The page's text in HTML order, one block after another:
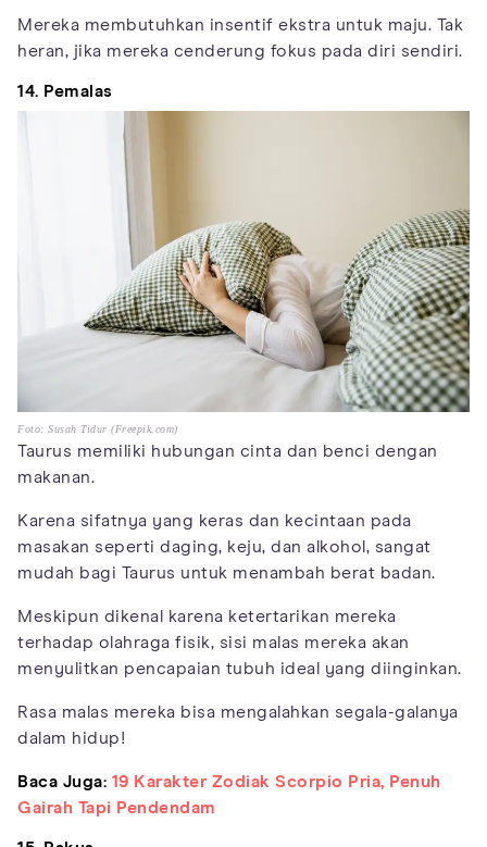
Mereka membutuhkan insentif ekstra untuk maju. Tak
heran, jika mereka cenderung fokus pada diri sendiri.
14. Pemalas
Foto: Susah Tidur (Freepik.com)
Taurus memiliki hubungan cinta dan benci dengan
makanan.
Karena sifatnya yang keras dan kecintaan pada
masakan seperti daging, keju, dan alkohol, sangat
mudah bagi Taurus untuk menambah berat badan.
Meskipun dikenal karena ketertarikan mereka
terhadap olahraga fisik, sisi malas mereka akan
menyulitkan pencapaian tubuh ideal yang diinginkan.
Rasa malas mereka bisa mengalahkan segala-galanya
dalam hidup!
Baca Juga: 19 Karakter Zodiak Scorpio Pria, Penuh
Gairah Tapi Pendendam